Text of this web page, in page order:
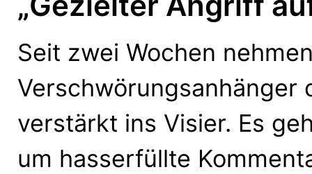
Seit zwei Wochen
Verschwörungsanhänger
verstärkt ins Visier. Es
um hasserfüllte